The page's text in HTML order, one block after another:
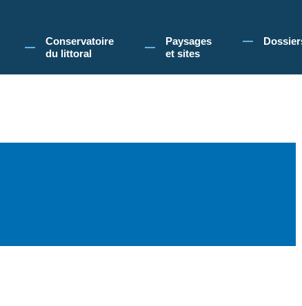
du littoral, vous acceptez l'utilisation de cookies pour vous
Conservatoire
du littoral
Paysages
et sites